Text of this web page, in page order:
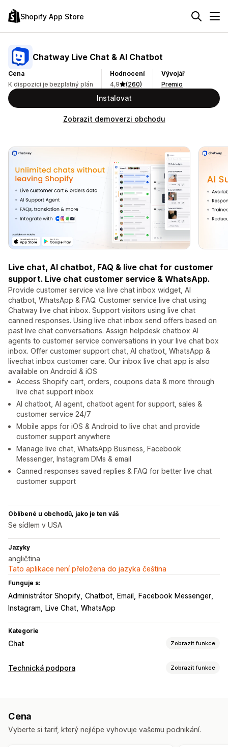
Shopify App Store
Chatway Live Chat & AI Chatbot
Cena
K dispozici je bezplatný plán
Hodnocení
4,9
(260)
Vývojář
Premio
Instalovat
Zobrazit demoverzi obchodu
Live chat, AI chatbot, FAQ & live chat for customer
support. Live chat customer service & WhatsApp.
Provide customer service via live chat inbox widget, AI
chatbot, WhatsApp & FAQ. Customer service live chat using
Chatway live chat inbox. Support visitors using live chat
canned responses. Using live chat inbox send offers based on
past live chat conversations. Assign helpdesk chatbox AI
agents to customer service conversations in your live chat box
inbox. Offer customer support chat, AI chatbot, WhatsApp &
livechat inbox customer care. Our inbox live chat app is also
available on Android & iOS
Access Shopify cart, orders, coupons data & more through
live chat support inbox
AI chatbot, AI agent, chatbot agent for support, sales &
customer service 24/7
Mobile apps for iOS & Android to live chat and provide
customer support anywhere
Manage live chat, WhatsApp Business, Facebook
Messenger, Instagram DMs & email
Canned responses saved replies & FAQ for better live chat
customer support
Oblíbené u obchodů, jako je ten váš
Se sídlem v USA
Jazyky
angličtina
Tato aplikace není přeložena do jazyka čeština
Funguje s:
Administrátor Shopify Chatbot Email
Facebook Messenger
Instagram
Live Chat WhatsApp
Kategorie
Chat Zobrazit funkce
Posílání zpráv v reálném čase
Analytika agentů
Užitečné informace o zákaznících
Technická podpora Zobrazit funkce
Sociální sítě
Nejčastější dotazy
Cena
Vyberte si tarif, který nejlépe vyhovuje vašemu podnikání.